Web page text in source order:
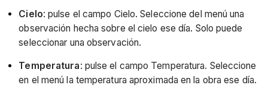
Cielo: pulse el campo Cielo. Seleccione del menú una
observación hecha sobre el cielo ese día. Solo puede
seleccionar una observación.
Temperatura: pulse el campo Temperatura. Seleccione
en el menú la temperatura aproximada en la obra ese día.